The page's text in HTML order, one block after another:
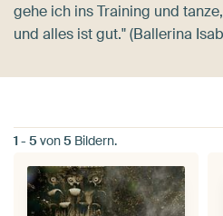
gehe ich ins Training und
und alles ist gut." (Ballerina
1 - 5von5 Bildern.